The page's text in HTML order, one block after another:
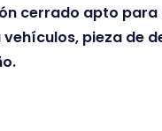
cerrado apto para
pieza de